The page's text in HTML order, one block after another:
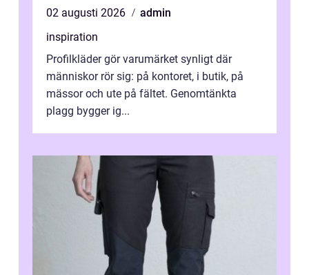
02 augusti 2026
admin
inspiration
Profilkläder gör varumärket synligt där
människor rör sig: på kontoret, i butik, på
mässor och ute på fältet. Genomtänkta
plagg bygger ig...